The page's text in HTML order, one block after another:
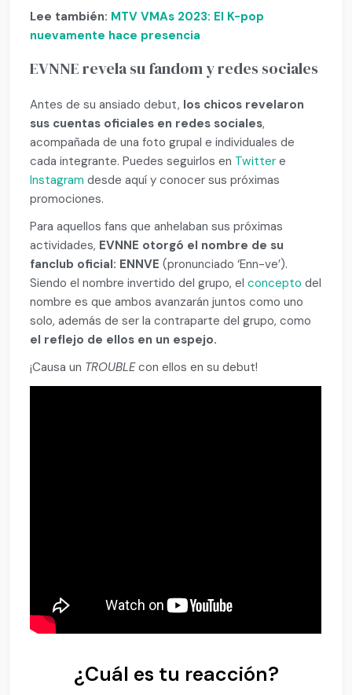
Lee también: MTV VMAs 2023: El K-pop
nuevamente hace presencia
EVNNE revela su fandom y redes sociales
Antes de su ansiado debut, los chicos revelaron
sus cuentas oficiales en redes sociales,
acompañada de una foto grupal e individuales de
cada integrante. Puedes seguirlos en Twitter e
Instagram desde aquí y conocer sus próximas
promociones.
Para aquellos fans que anhelaban sus próximas
actividades, EVNNE otorgó el nombre de su
fanclub oficial: ENNVE(pronunciado ‘Enn-ve’).
Siendo el nombre invertido del grupo, elconcepto del
nombre es que ambos avanzarán juntos como uno
solo, además de ser la contraparte del grupo, como
el reflejo de ellos en un espejo.
¡Causa un TROUBLEcon ellos en su debut!
¿Cuál es tu reacción?